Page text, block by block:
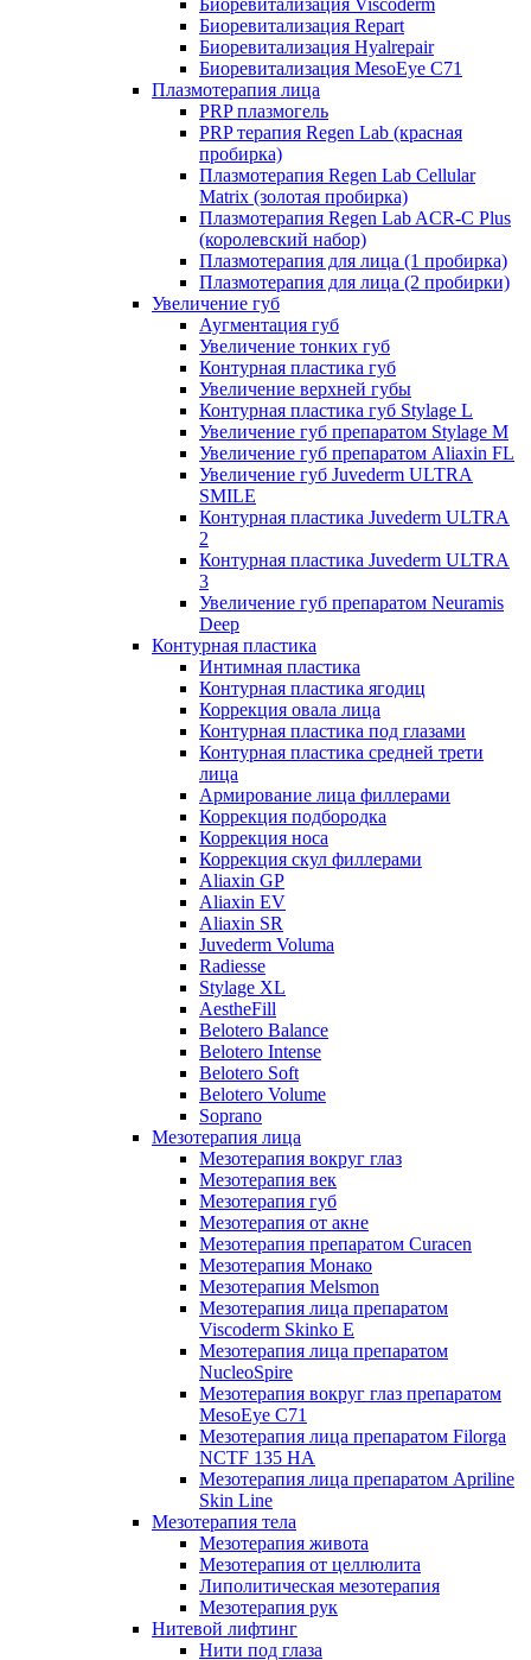
Биоревитализация Viscoderm
Биоревитализация Repart
Биоревитализация Hyalrepair
Биоревитализация MesoEye C71
Плазмотерапия лица
PRP плазмогель
PRP терапия Regen Lab (красная
пробирка)
Плазмотерапия Regen Lab Cellular
Matrix (золотая пробирка)
Плазмотерапия Regen Lab ACR-C Plus
(королевский набор)
Плазмотерапия для лица (1 пробирка)
Плазмотерапия для лица (2 пробирки)
Увеличение губ
Аугментация губ
Увеличение тонких губ
Контурная пластика губ
Увеличение верхней губы
Контурная пластика губ Stylage L
Увеличение губ препаратом Stylage M
Увеличение губ препаратом Aliaxin FL
Увеличение губ Juvederm ULTRA
SMILE
Контурная пластика Juvederm ULTRA
2
Контурная пластика Juvederm ULTRA
3
Увеличение губ препаратом Neuramis
Deep
Контурная пластика
Интимная пластика
Контурная пластика ягодиц
Коррекция овала лица
Контурная пластика под глазами
Контурная пластика средней трети
лица
Армирование лица филлерами
Коррекция подбородка
Коррекция носа
Коррекция скул филлерами
Aliaxin GP
Aliaxin EV
Aliaxin SR
Juvederm Voluma
Radiesse
Stylage XL
AestheFill
Belotero Balance
Belotero Intense
Belotero Soft
Belotero Volume
Soprano
Мезотерапия лица
Мезотерапия вокруг глаз
Мезотерапия век
Мезотерапия губ
Мезотерапия от акне
Мезотерапия препаратом Curacen
Мезотерапия Монако
Мезотерапия Melsmon
Мезотерапия лица препаратом
Viscoderm Skinko E
Мезотерапия лица препаратом
NucleoSpire
Мезотерапия вокруг глаз препаратом
MesoEye С71
Мезотерапия лица препаратом Filorga
NCTF 135 HA
Мезотерапия лица препаратом Apriline
Skin Line
Мезотерапия тела
Мезотерапия живота
Мезотерапия от целлюлита
Липолитическая мезотерапия
Мезотерапия рук
Нитевой лифтинг
Нити под глаза